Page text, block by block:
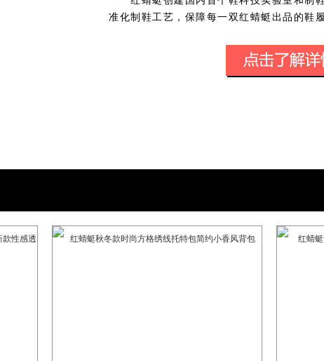
准化制鞋工艺，保障每一双红蜻蜓出品的鞋
系列，为不同职层的职场人士，提供不同商